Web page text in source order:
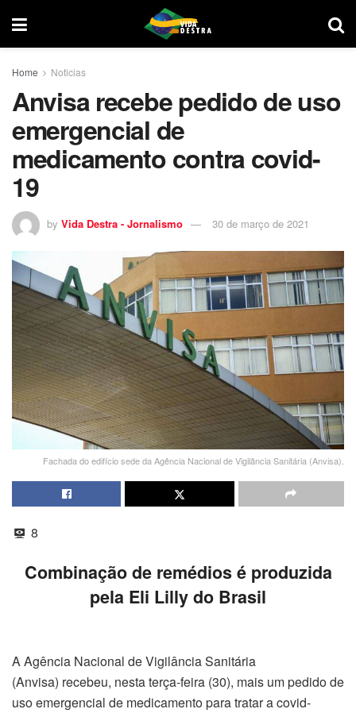
Home Noticias
Anvisa recebe pedido de uso
emergencial de
medicamento contra covid-
19
by Vida Destra - Jornalismo 30 de março de 2021
Fachada do edifício sede da Agência Nacional de Vigilância Sanitária (Anvisa).
8
Combinação de remédios é produzida
pela Eli Lilly do Brasil
A Agência Nacional de Vigilância Sanitária
(Anvisa) recebeu, nesta terça-feira (30), mais um pedido de
uso emergencial de medicamento para tratar a covid-